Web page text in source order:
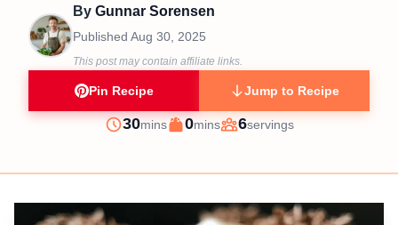
By Gunnar Sorensen
Published Aug 30, 2025
This post may contain affiliate links.
Pin Recipe Jump to Recipe
Prep
30minutes
mins
Cook
0minutes
mins
Servings
6servings